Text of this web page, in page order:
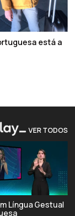
está a
VER TODOS
Língua Gestual